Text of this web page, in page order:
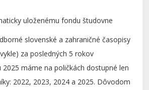
uloženému fondu študovne
slovenské a zahraničné časopisy
za posledných 5 rokov
2025 máme na poličkách dostupné len
2022, 2023, 2024 a 2025. Dôvodom